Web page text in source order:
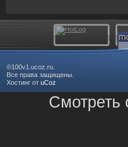
©100v1.ucoz.ru.
Все права защищены.
Хостинг от uCoz
Смотреть